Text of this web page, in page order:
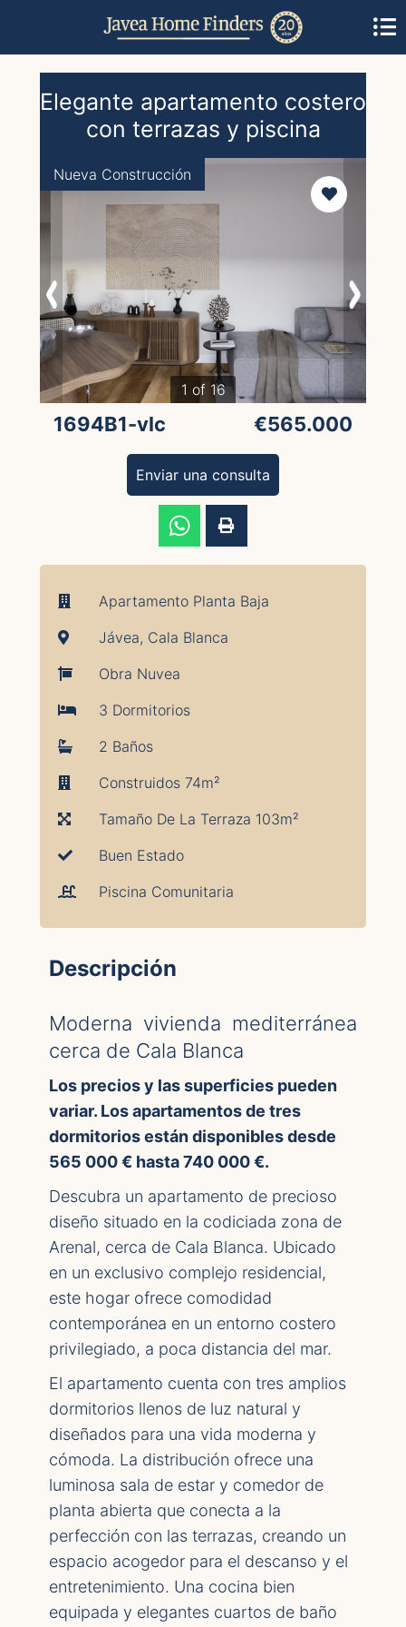
Elegante apartamento costero
con terrazas y piscina
1 of 16
Nueva Construcción
1694B1-vlc €565.000
Enviar una consulta
Apartamento Planta Baja
Jávea, Cala Blanca
Obra Nuvea
3 Dormitorios
2 Baños
Construidos 74m²
Tamaño De La Terraza 103m²
Buen Estado
Piscina Comunitaria
Descripción
Moderna vivienda mediterránea
cerca de Cala Blanca
Los precios y las superficies pueden
variar. Los apartamentos de tres
dormitorios están disponibles desde
565 000 € hasta 740 000 €.
Descubra un apartamento de precioso
diseño situado en la codiciada zona de
Arenal, cerca de Cala Blanca. Ubicado
en un exclusivo complejo residencial,
este hogar ofrece comodidad
contemporánea en un entorno costero
privilegiado, a poca distancia del mar.
El apartamento cuenta con tres amplios
dormitorios llenos de luz natural y
diseñados para una vida moderna y
cómoda. La distribución ofrece una
luminosa sala de estar y comedor de
planta abierta que conecta a la
perfección con las terrazas, creando un
espacio acogedor para el descanso y el
entretenimiento. Una cocina bien
equipada y elegantes cuartos de baño